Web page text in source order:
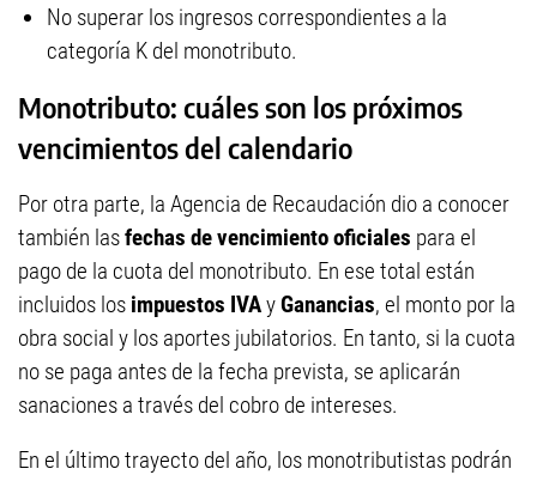
No superar los ingresos correspondientes a la
categoría K del monotributo.
Monotributo: cuáles son los próximos
vencimientos del calendario
Por otra parte, la Agencia de Recaudación dio a conocer
también lasfechas de vencimiento oficiales para el
pago de la cuota del monotributo. En ese total están
incluidos los impuestos IVAyGanancias, el monto por la
obra social y los aportes jubilatorios. En tanto, si la cuota
no se paga antes de la fecha prevista, se aplicarán
sanaciones a través del cobro de intereses.
En el último trayecto del año, los monotributistas podrán